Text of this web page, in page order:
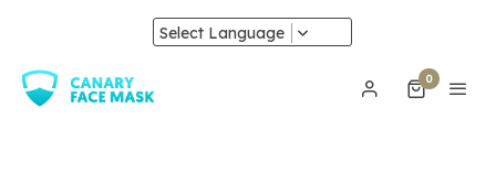
Select Language
0